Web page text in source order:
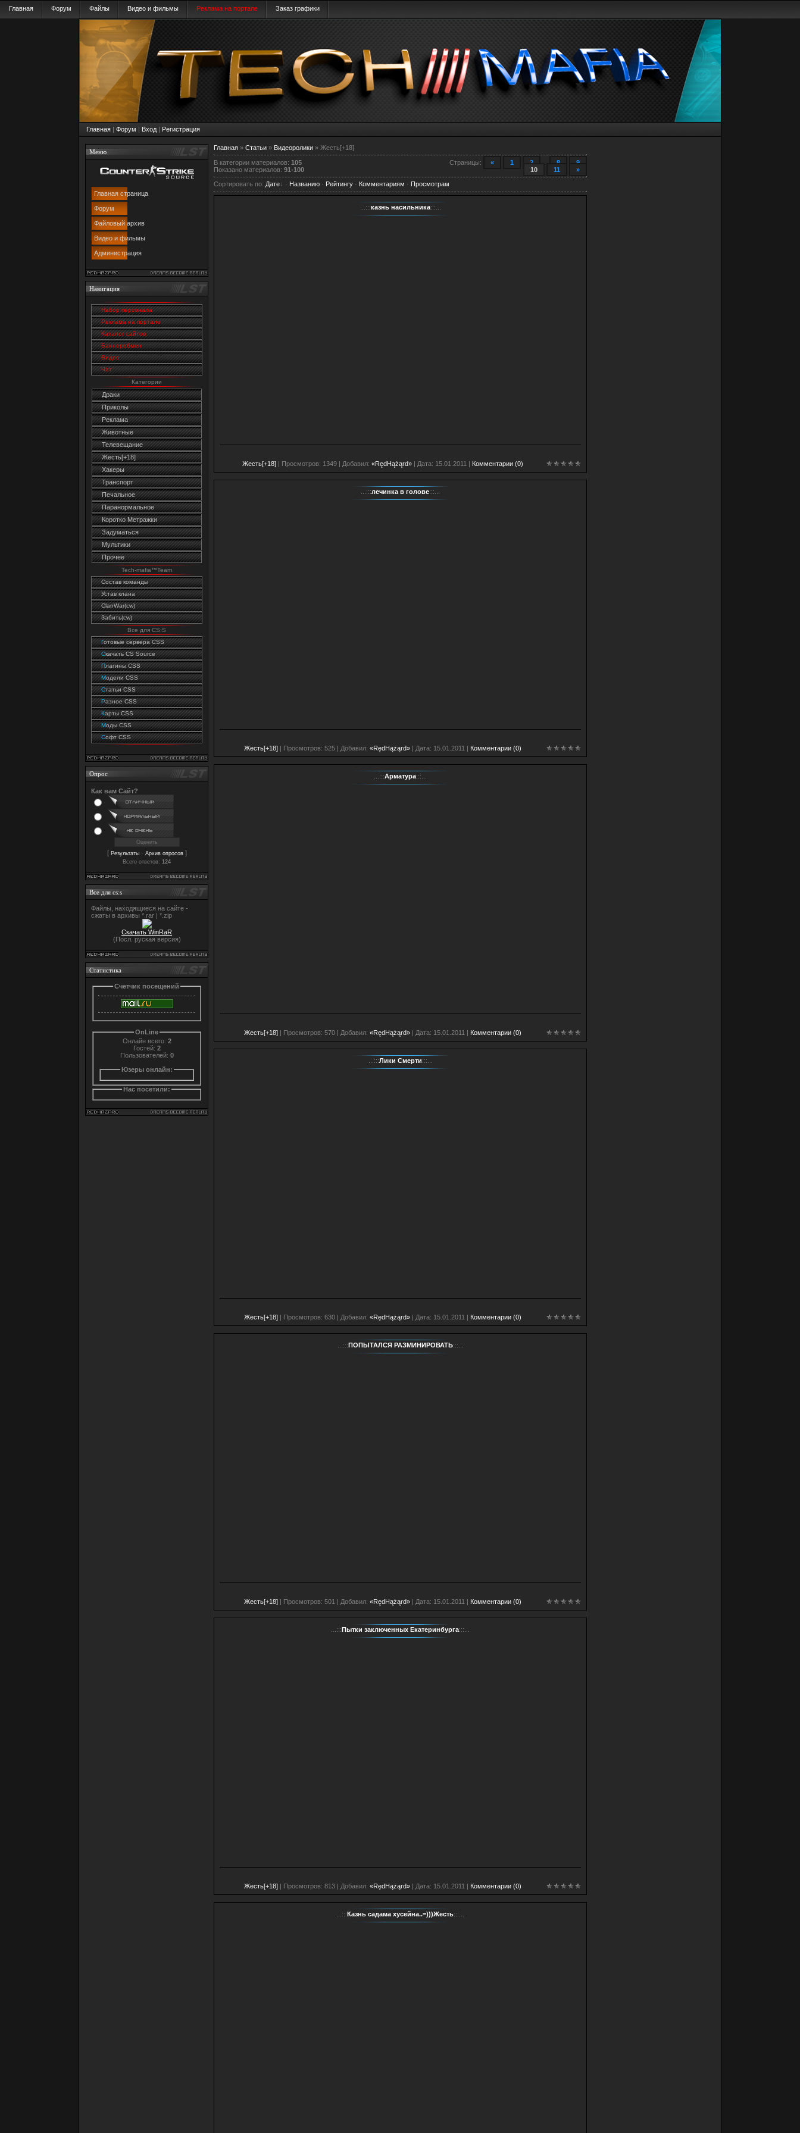
Главная Форум Файлы Видео и фильмы Реклама на портале Заказ графики
Главная | Форум | Вход | Регистрация
Меню
Главная страница
Форум
Файловый архив
Видео и фильмы
Администрация
Навигация
Набор персонала
Реклама на портале
Каталог сайтов
Баннеробмен
Видео
Чат
Категории
Драки
Приколы
Реклама
Животные
Телевещание
Жесть[+18]
Хакеры
Транспорт
Печальное
Паранормальное
Коротко Метражки
Задуматься
Мультики
Прочее
Tech-mafia™Team
Состав команды
Устав клана
ClanWar(cw)
Забить(cw)
Все для CS:S
Готовые сервера CSS
Cкачать CS Source
Плагины CSS
Модели CSS
Статьи CSS
Разное CSS
Карты CSS
Моды CSS
Софт CSS
Опрос
Как вам Сайт?
[ Результаты· Архив опросов]
Всего ответов: 124
Все для cs:s
Файлы, находящиеся на сайте -
сжаты в архивы *.rar | *.zip
Скачать WinRaR
(Посл. руская версия)
Статистика
Счетчик посещений
OnLine
Онлайн всего: 2
Гостей: 2
Пользователей: 0
Юзеры онлайн:
Нас посетили:
Главная » Статьи » Видеоролики » Жесть[+18]
В категории материалов: 105
Показано материалов: 91-100
Страницы: « 1 2 8
9
10
11 »
Сортировать по: Дате · Названию · Рейтингу · Комментариям · Просмотрам
...:::казнь насильника:::...
Жесть[+18]| Просмотров: 1349 | Добавил: «RędHążąrd»| Дата: 15.01.2011 | Комментарии (0)
...:::лечинка в голове:::...
Жесть[+18]| Просмотров: 525 | Добавил: «RędHążąrd»| Дата: 15.01.2011 | Комментарии (0)
...:::Арматура:::...
Жесть[+18]| Просмотров: 570 | Добавил: «RędHążąrd»| Дата: 15.01.2011 | Комментарии (0)
...:::Лики Смерти:::...
Жесть[+18]| Просмотров: 630 | Добавил: «RędHążąrd»| Дата: 15.01.2011 | Комментарии (0)
...:::ПОПЫТАЛСЯ РАЗМИНИРОВАТЬ:::...
Жесть[+18]| Просмотров: 501 | Добавил: «RędHążąrd»| Дата: 15.01.2011 | Комментарии (0)
...:::Пытки заключенных Екатеринбурга:::...
Жесть[+18]| Просмотров: 813 | Добавил: «RędHążąrd»| Дата: 15.01.2011 | Комментарии (0)
...:::Казнь садама хусейна..=)))Жесть:::...